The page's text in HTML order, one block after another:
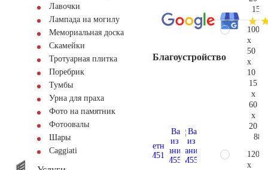
Лавочки
Лампада на могилу
Мемориальная доска
Скамейки
Тротуарная плитка
Поребрик
Тумбы
Урна для праха
Фото на памятник
Фотоовалы
Шары
Сaggiati
Благоустройство
100
x
50
x
10
15
x
60
x
20
120
x